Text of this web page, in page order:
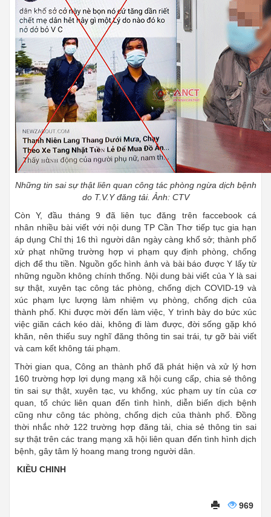
Những tin sai sự thật liên quan công tác phòng ngừa dịch bệnh
do T.V.Y đăng tải. Ảnh: CTV
Còn Y, đầu tháng 9 đã liên tục đăng trên faccebook cá
nhân nhiều bài viết với nội dung TP Cần Thơ tiếp tục gia hạn
áp dụng Chỉ thị 16 thì người dân ngày càng khổ sở; thành phố
xử phạt những trường hợp vi phạm quy định phòng, chống
dịch để thu tiền. Nguồn gốc hình ảnh và bài báo được Y lấy từ
những nguồn không chính thống. Nội dung bài viết của Y là sai
sự thật, xuyên tạc công tác phòng, chống dịch COVID-19 và
xúc phạm lực lượng làm nhiệm vụ phòng, chống dịch của
thành phố. Khi được mời đến làm việc, Y trình bày do bức xúc
việc giãn cách kéo dài, không đi làm được, đời sống gặp khó
khăn, nên thiếu suy nghĩ đăng thông tin sai trái, tự gỡ bài viết
và cam kết không tái phạm.
Thời gian qua, Công an thành phố đã phát hiện và xử lý hơn
160 trường hợp lợi dụng mạng xã hội cung cấp, chia sẻ thông
tin sai sự thật, xuyên tạc, vu khống, xúc phạm uy tín của cơ
quan, tổ chức liên quan đến tình hình, diễn biến dịch bệnh
cũng như công tác phòng, chống dịch của thành phố. Đồng
thời nhắc nhở 122 trường hợp đăng tải, chia sẻ thông tin sai
sự thật trên các trang mạng xã hội liên quan đến tình hình dịch
bệnh, gây tâm lý hoang mang trong người dân.
KIỀU CHINH
969